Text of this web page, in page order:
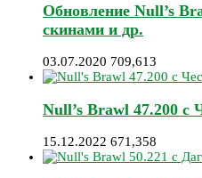
Обновление Null’s
скинами и др.
03.07.2020 709,613
Null’s Brawl 47.200 с
15.12.2022 671,358